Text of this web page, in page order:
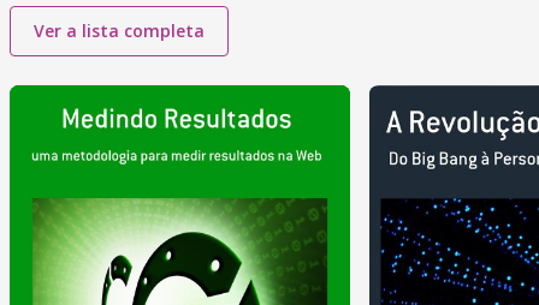
Ver a lista completa